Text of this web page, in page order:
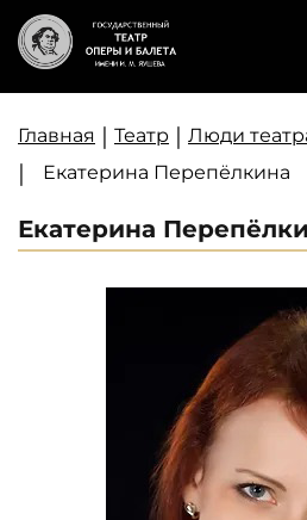
Главная | Театр | Люди
| Екатерина Перепёлкина
Екатерина